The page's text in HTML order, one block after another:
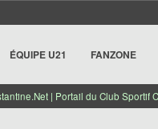
ÉQUIPE U21 FANZONE
| Portail du Club Sportif